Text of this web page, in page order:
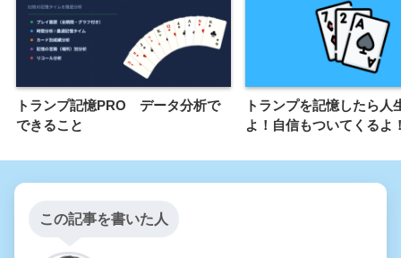
トランプ記憶PRO データ分析で
できること
トランプを記憶したら人
よ！自信もついてくるよ
この記事を書いた人